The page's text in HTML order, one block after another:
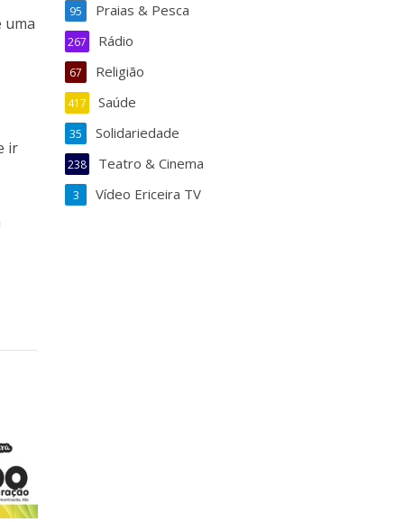
uma
ir
Praias & Pesca
95
Rádio
267
Religião
67
Saúde
417
Solidariedade
35
Teatro & Cinema
238
Vídeo Ericeira TV
3